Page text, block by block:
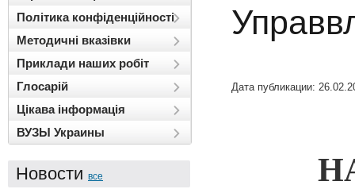
Політика конфіденційності
Методичні вказівки
Приклади наших робіт
Глосарій
Цікава інформація
ВУЗЫ Украины
Новости все
Дата публикации: